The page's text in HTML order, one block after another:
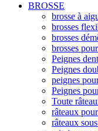
BROSSE
brosse à
brosses
brosses
brosses
Peignes
Peignes
peignes
Peignes
Toute
râteaux
râteaux